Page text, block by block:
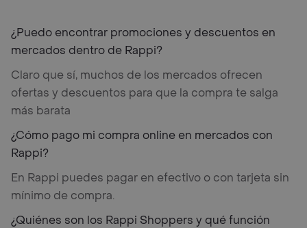
¿Puedo encontrar promociones y descuentos en
mercados dentro de Rappi?
Claro que sí, muchos de los mercados ofrecen
ofertas y descuentos para que la compra te salga
más barata
¿Cómo pago mi compra online en mercados con
Rappi?
En Rappi puedes pagar en efectivo o con tarjeta sin
mínimo de compra.
¿Quiénes son los Rappi Shoppers y qué función